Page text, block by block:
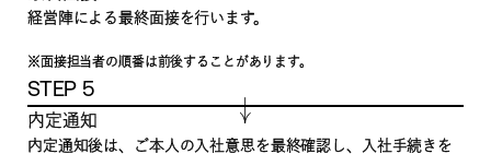
経営陣による最終面接を行います。
※面接担当者の順番は前後することがあります。
STEP 5
内定通知
内定通知後は、ご本人の入社意思を最終確認し、入社手続きを